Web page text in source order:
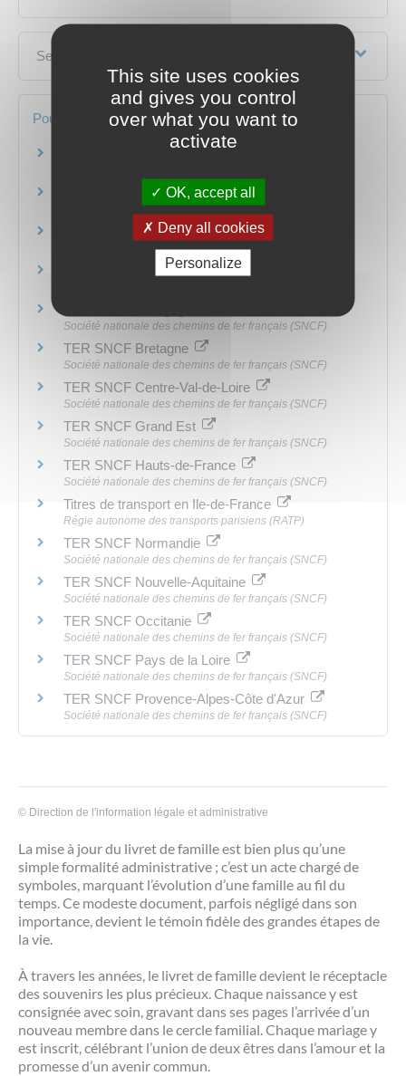
Services en ligne et formulaires
Pour en savoir plus
Carte Avantage pour les transports
Société nationale des chemins de fer français (SNCF)
Abonnement TGV Max Jeune
Société nationale des chemins de fer français (SNCF)
TER SNCF Auvergne-Rhône-Alpes
Société nationale des chemins de fer français (SNCF)
TER SNCF Bretagne
Société nationale des chemins de fer français (SNCF)
TER SNCF Centre-Val-de-Loire
Société nationale des chemins de fer français (SNCF)
TER SNCF Grand Est
Société nationale des chemins de fer français (SNCF)
TER SNCF Hauts-de-France
Société nationale des chemins de fer français (SNCF)
Titres de transport en Ile-de-France
Régie autonome des transports parisiens (RATP)
TER SNCF Normandie
Société nationale des chemins de fer français (SNCF)
TER SNCF Nouvelle-Aquitaine
Société nationale des chemins de fer français (SNCF)
TER SNCF Occitanie
Société nationale des chemins de fer français (SNCF)
TER SNCF Pays de la Loire
Société nationale des chemins de fer français (SNCF)
TER SNCF Provence-Alpes-Côte d'Azur
Société nationale des chemins de fer français (SNCF)
© Direction de l'information légale et administrative
La mise à jour du livret de famille est bien plus qu’une
simple formalité administrative ; c’est un acte chargé de
symboles, marquant l’évolution d’une famille au fil du
temps. Ce modeste document, parfois négligé dans son
importance, devient le témoin fidèle des grandes étapes de
la vie.
À travers les années, le livret de famille devient le réceptacle
des souvenirs les plus précieux. Chaque naissance y est
consignée avec soin, gravant dans ses pages l’arrivée d’un
nouveau membre dans le cercle familial. Chaque mariage y
est inscrit, célébrant l’union de deux êtres dans l’amour et la
promesse d’un avenir commun.
This site uses cookies
and gives you control
over what you want to
activate
OK, accept all
Deny all cookies
Personalize